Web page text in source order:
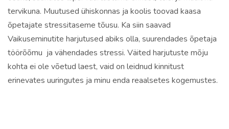
tervikuna. Muutused ühiskonnas ja koolis toovad kaasa
õpetajate stressitaseme tõusu. Ka siin saavad
Vaikuseminutite harjutused abiks olla, suurendades õpetaja
töörõõmu ja vähendades stressi. Väited harjutuste mõju
kohta ei ole võetud laest, vaid on leidnud kinnitust
erinevates uuringutes ja minu enda reaalsetes kogemustes.